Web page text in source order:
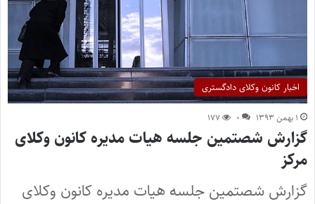
اخبار کانون وکلای دادگستری
۱ بهمن ۱۳۹۳ ۰ ۱۷۷
گزارش شصتمین جلسه هیات مدیره کانون وکلای
مرکز
گزارش شصتمین جلسه هیات مدیره کانون وکلای